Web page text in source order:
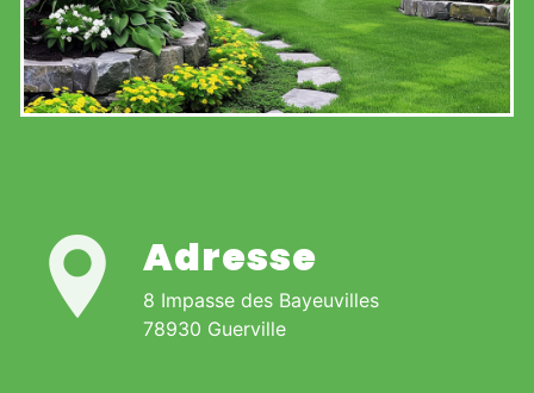
Adresse
8 Impasse des Bayeuvilles
78930 Guerville